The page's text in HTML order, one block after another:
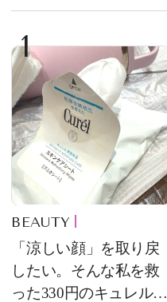
1
BEAUTY
「涼しい顔」を取り戻
したい。そんな私を救
った330円のキュレル名